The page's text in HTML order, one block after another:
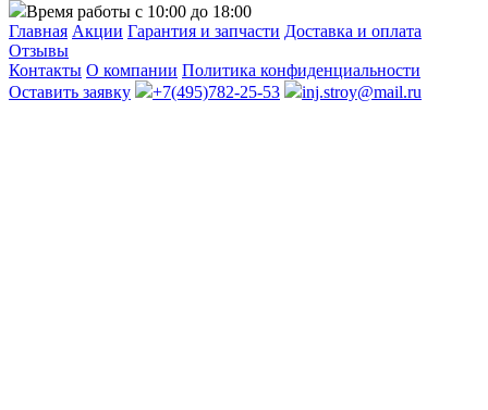
Время работы с 10:00 до 18:00
Главная Акции Гарантия и запчасти Доставка и оплата
Отзывы
Контакты О компании Политика конфиденциальности
Оставить заявку
+7(495)782-25-53 inj.stroy@mail.ru